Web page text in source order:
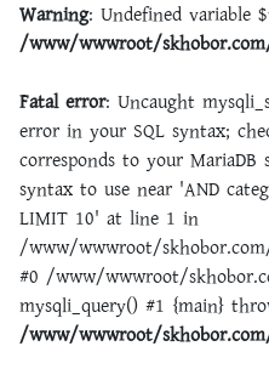
Warning: Undefined variable
/www/wwwroot/
Fatal error: Uncaught
error in your SQL syntax;
corresponds to your
syntax to use near 'AND
LIMIT 10' at line 1 in
/www/wwwroot/
#0 /www/wwwroot/
mysqli_query() #1 {main}
/www/wwwroot/